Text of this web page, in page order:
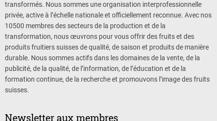
transformés. Nous sommes une organisation interprofessionnelle
privée, active à l’échelle nationale et officiellement reconnue. Avec nos
10500 membres des secteurs de la production et de la
transformation, nous œuvrons pour vous offrir des fruits et des
produits fruitiers suisses de qualité, de saison et produits de manière
durable. Nous sommes actifs dans les domaines de la vente, de la
publicité, de la qualité, de l’information, de l’éducation et de la
formation continue, de la recherche et promouvons l’image des fruits
suisses.
Newsletter aux membres